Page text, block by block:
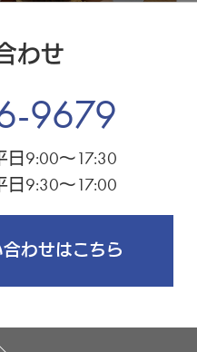
わせ
9679
日9:00～17:30
日9:30～17:00
わせはこちら